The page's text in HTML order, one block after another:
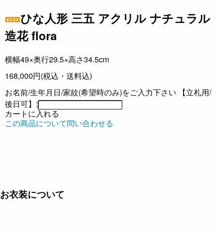
ひな人形 三五 アクリル ナチュラル
造花 flora
横幅49×奥行29.5×高さ34.5cm
168,000円(税込・送料込)
お名前/生年月日/家紋(希望時のみ)をご入力下さい 【立札用/
後日可】:
カートに入れる
この商品について問い合わせる
お衣装について